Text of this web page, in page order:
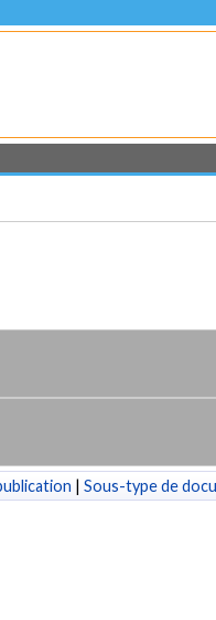
| Sous-type de